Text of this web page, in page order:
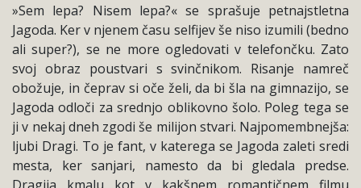
»Sem lepa? Nisem lepa?« se sprašuje petnajstletna
Jagoda. Ker v njenem času selfijev še niso izumili (bedno
ali super?), se ne more ogledovati v telefončku. Zato
svoj obraz poustvari s svinčnikom. Risanje namreč
obožuje, in čeprav si oče želi, da bi šla na gimnazijo, se
Jagoda odloči za srednjo oblikovno šolo. Poleg tega se
ji v nekaj dneh zgodi še milijon stvari. Najpomembnejša:
ljubi Dragi. To je fant, v katerega se Jagoda zaleti sredi
mesta, ker sanjari, namesto da bi gledala predse.